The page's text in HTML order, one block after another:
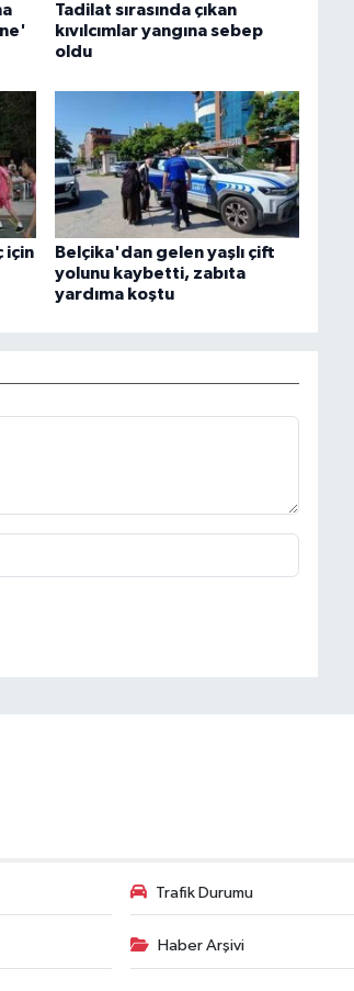
Tadilat sırasında çıkan
kıvılcımlar yangına sebep
oldu
için
Belçika'dan gelen yaşlı çift
yolunu kaybetti, zabıta
yardıma koştu
Trafik Durumu
Haber Arşivi